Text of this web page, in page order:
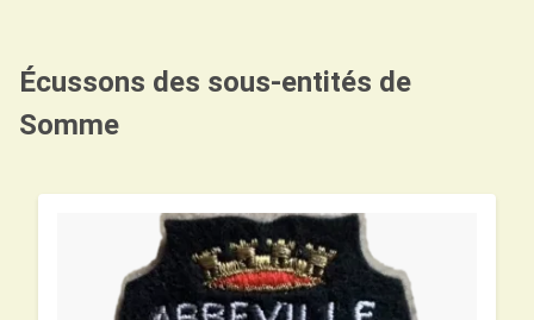
Écussons des sous-entités de
Somme